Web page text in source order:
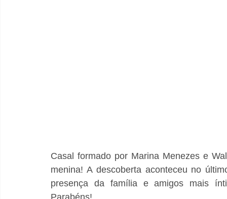
Casal formado por Marina Menezes e
menina! A descoberta aconteceu no
presença da família e amigos mais
Parabéns!